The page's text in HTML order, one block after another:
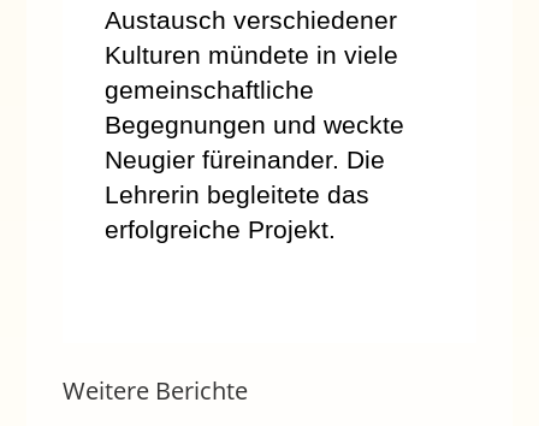
Austausch verschiedener
Kulturen mündete in viele
gemeinschaftliche
Begegnungen und weckte
Neugier füreinander. Die
Lehrerin begleitete das
erfolgreiche Projekt.
Weitere Berichte